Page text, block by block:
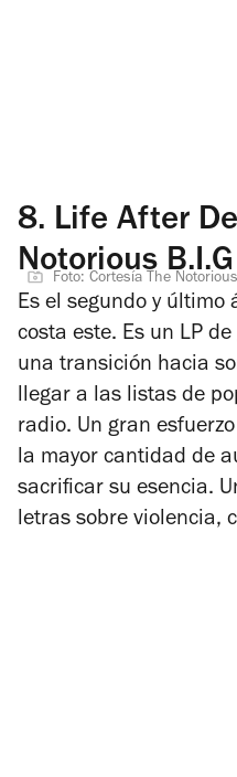
8. Life After
Notorious B.I.G
Foto: Cortesía The
Es el segundo y
costa este. Es un LP
una transición hacia
llegar a las listas de
radio. Un gran
la mayor cantidad de
sacrificar su esencia.
letras sobre violencia,